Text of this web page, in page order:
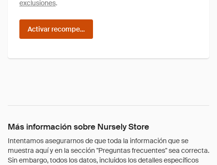
exclusiones.
Activar recompensas
Más información sobre Nursely Store
Intentamos asegurarnos de que toda la información que se
muestra aquí y en la sección "Preguntas frecuentes" sea correcta.
Sin embargo, todos los datos, incluidos los detalles específicos